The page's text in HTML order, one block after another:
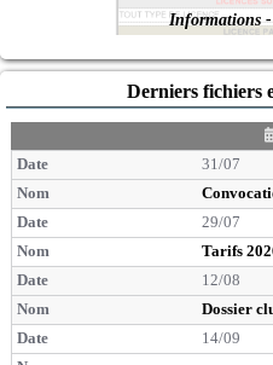
Informations
Derniers fichiers
31/07
29/07
Tarifs
12/08
Dossier
14/09